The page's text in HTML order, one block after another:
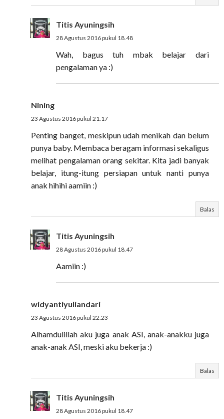
Titis Ayuningsih
28 Agustus 2016 pukul 18.48
Wah, bagus tuh mbak belajar dari
pengalaman ya :)
Nining
23 Agustus 2016 pukul 21.17
Penting banget, meskipun udah menikah dan belum
punya baby. Membaca beragam informasi sekaligus
melihat pengalaman orang sekitar. Kita jadi banyak
belajar, itung-itung persiapan untuk nanti punya
anak hihihi aamiin :)
Balas
Titis Ayuningsih
28 Agustus 2016 pukul 18.47
Aamiin :)
widyantiyuliandari
23 Agustus 2016 pukul 22.23
Alhamdulillah aku juga anak ASI, anak-anakku juga
anak-anak ASI, meski aku bekerja :)
Balas
Titis Ayuningsih
28 Agustus 2016 pukul 18.47